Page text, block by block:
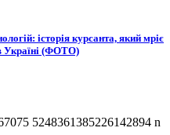
історія курсанта, який мріє
Україні (ФОТО)